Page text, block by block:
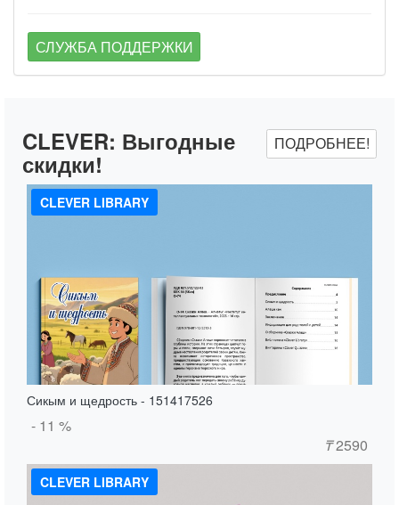
СЛУЖБА ПОДДЕРЖКИ
CLEVER: Выгодные
скидки!
ПОДРОБНЕЕ!
CLEVER LIBRARY
Сикым и щедрость - 151417526
- 11 %
₸2590
CLEVER LIBRARY